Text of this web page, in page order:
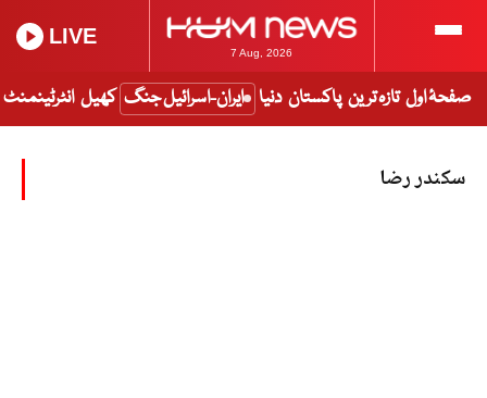
7 Aug, 2026
LIVE
صفحۂ اول تازہ ترین پاکستان دنیا ایران-اسرائیل جنگ کھیل انٹرٹینمنٹ
سکندر رضا